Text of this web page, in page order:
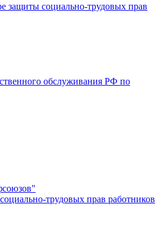
защиты социально-трудовых прав
обслуживания РФ по
трудовых прав работников